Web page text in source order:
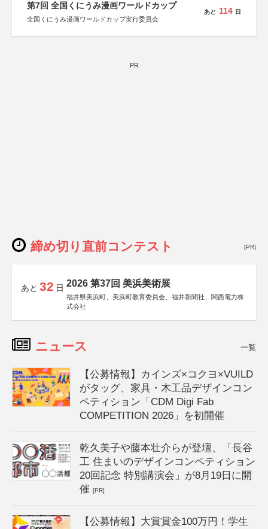
第7回 全国くにうみ漫画ワールドカップ
全国くにうみ漫画ワールドカップ実行委員会
あと 114 日
PR
締め切り直前コンテスト [PR]
あと 32 日 2026 第37回 美浜美術展
福井県美浜町、美浜町教育委員会、福井新聞社、関西電力株
式会社
ニュース 一覧
【公募情報】カインズ×コクヨ×VUILD
がタッグ、家具・木工品デザインコン
ペティション「CDM Digi Fab
COMPETITION 2026」を初開催
乾久美子や藤本壮介らが登壇、「長谷
工 住まいのデザインコンペティション
20回記念 特別講演会」が8月19日に開
催[PR]
【公募情報】大賞賞金100万円！学生